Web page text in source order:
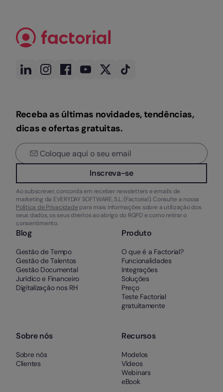
Receba as últimas novidades, tendências,
dicas e ofertas gratuitas.
Inscreva-se
Ao subscrever, concorda em receber newsletters e emails de
marketing da EVERYDAY SOFTWARE, S.L. (Factorial). Consulte a nossa
Política de Privacidade para mais informações sobre a utilização dos
seus dados, os seus direitos ao abrigo do RGPD e como retirar o
consentimento.
Blog
Gestão de Tempo
Gestão de Talentos
Gestão Documental
Jurídico e Financeiro
Digitalização nos RH
Produto
O que é a Factorial?
Funcionalidades
Integrações
Soluções
Preço
Teste Factorial
gratuitamente
Sobre nós
Sobre nós
Clientes
Recursos
Modelos
Vídeos
Webinars
eBook